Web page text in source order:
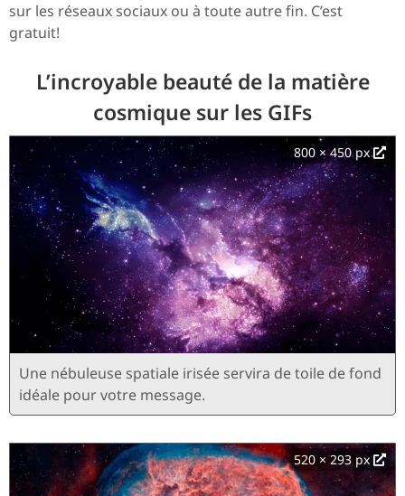
sur les réseaux sociaux ou à toute autre fin. C’est
gratuit!
L’incroyable beauté de la matière
cosmique sur les GIFs
800 × 450 px
Une nébuleuse spatiale irisée servira de toile de fond
idéale pour votre message.
520 × 293 px